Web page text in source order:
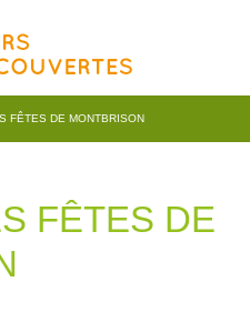
FÊTES DE MONTBRISON
FÊTES DE